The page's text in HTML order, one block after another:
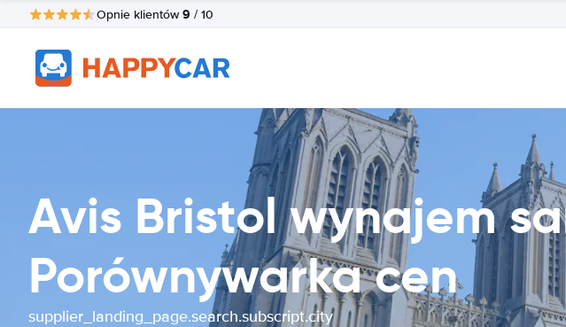
Opnie klientów9 / 10
Avis Bristol wynajem
Porównywarka cen
supplier_landing_page.search.subscript.city